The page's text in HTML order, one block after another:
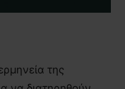
της